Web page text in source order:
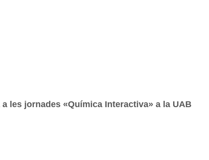
les jornades «Química Interactiva» a la UAB